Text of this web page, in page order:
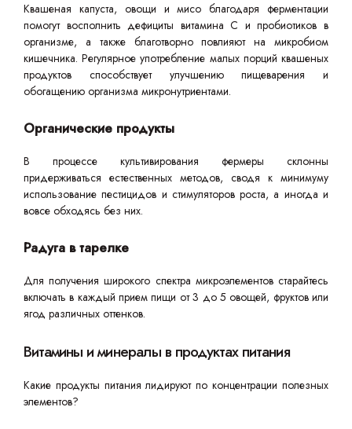
Квашеная капуста, овощи и мисо благодаря ферментации
помогут восполнить дефициты витамина С и пробиотиков в
организме, а также благотворно повлияют на микробиом
кишечника. Регулярное употребление малых порций квашеных
продуктов способствует улучшению пищеварения и
обогащению организма микронутриентами.
Органические продукты
В процессе культивирования фермеры склонны
придерживаться естественных методов, сводя к минимуму
использование пестицидов и стимуляторов роста, а иногда и
вовсе обходясь без них.
Радуга в тарелке
Для получения широкого спектра микроэлементов старайтесь
включать в каждый прием пищи от 3 до 5 овощей, фруктов или
ягод различных оттенков.
Витамины и минералы в продуктах питания
Какие продукты питания лидируют по концентрации полезных
элементов?